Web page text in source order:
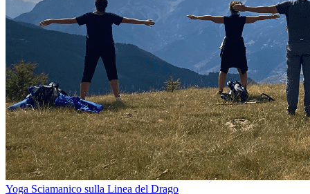
Yoga Sciamanico sulla Linea del Drago